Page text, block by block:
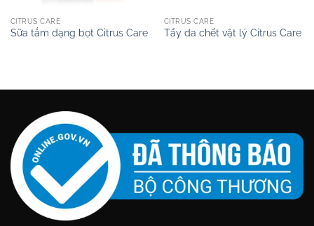
CITRUS CARE
Sữa tắm dạng bọt Citrus Care
CITRUS CARE
Tẩy da chết vật lý Citrus Care